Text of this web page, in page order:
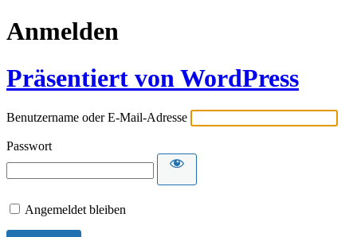
Anmelden
Präsentiert von WordPress
Benutzername oder E-Mail-Adresse
Passwort
Angemeldet bleiben